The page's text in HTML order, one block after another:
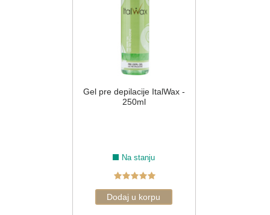
Gel pre depilacije ItalWax -
250ml
Na stanju